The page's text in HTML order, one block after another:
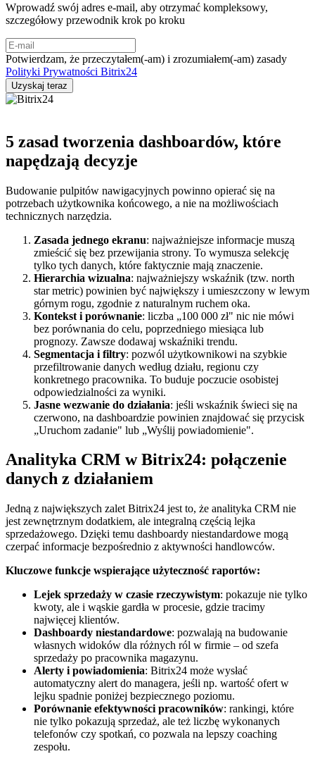
Wprowadź swój adres e-mail, aby otrzymać kompleksowy,
szczegółowy przewodnik krok po kroku
Potwierdzam, że przeczytałem(-am) i zrozumiałem(-am) zasady
Polityki Prywatności Bitrix24
5 zasad tworzenia dashboardów, które
napędzają decyzje
Budowanie pulpitów nawigacyjnych powinno opierać się na
potrzebach użytkownika końcowego, a nie na możliwościach
technicznych narzędzia.
Zasada jednego ekranu: najważniejsze informacje muszą
zmieścić się bez przewijania strony. To wymusza selekcję
tylko tych danych, które faktycznie mają znaczenie.
Hierarchia wizualna: najważniejszy wskaźnik (tzw. north
star metric) powinien być największy i umieszczony w lewym
górnym rogu, zgodnie z naturalnym ruchem oka.
Kontekst i porównanie: liczba „100 000 zł" nic nie mówi
bez porównania do celu, poprzedniego miesiąca lub
prognozy. Zawsze dodawaj wskaźniki trendu.
Segmentacja i filtry: pozwól użytkownikowi na szybkie
przefiltrowanie danych według działu, regionu czy
konkretnego pracownika. To buduje poczucie osobistej
odpowiedzialności za wyniki.
Jasne wezwanie do działania: jeśli wskaźnik świeci się na
czerwono, na dashboardzie powinien znajdować się przycisk
„Uruchom zadanie" lub „Wyślij powiadomienie".
Analityka CRM w Bitrix24: połączenie
danych z działaniem
Jedną z największych zalet Bitrix24 jest to, że analityka CRM nie
jest zewnętrznym dodatkiem, ale integralną częścią lejka
sprzedażowego. Dzięki temu dashboardy niestandardowe mogą
czerpać informacje bezpośrednio z aktywności handlowców.
Kluczowe funkcje wspierające użyteczność raportów:
Lejek sprzedaży w czasie rzeczywistym: pokazuje nie tylko
kwoty, ale i wąskie gardła w procesie, gdzie tracimy
najwięcej klientów.
Dashboardy niestandardowe: pozwalają na budowanie
własnych widoków dla różnych ról w firmie – od szefa
sprzedaży po pracownika magazynu.
Alerty i powiadomienia: Bitrix24 może wysłać
automatyczny alert do managera, jeśli np. wartość ofert w
lejku spadnie poniżej bezpiecznego poziomu.
Porównanie efektywności pracowników: rankingi, które
nie tylko pokazują sprzedaż, ale też liczbę wykonanych
telefonów czy spotkań, co pozwala na lepszy coaching
zespołu.